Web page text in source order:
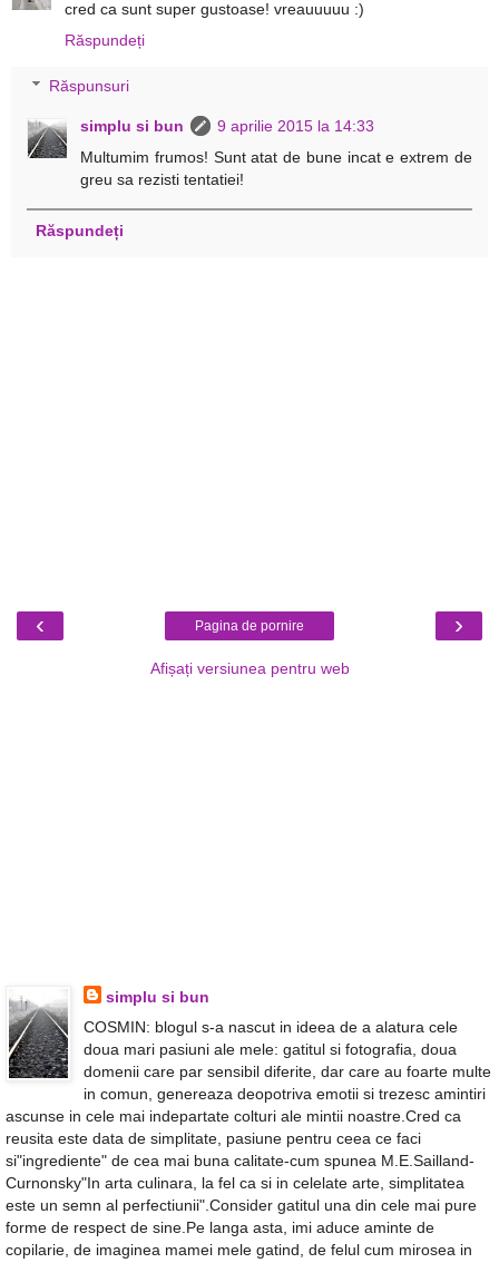
cred ca sunt super gustoase! vreauuuuu :)
Răspundeți
Răspunsuri
simplu si bun
9 aprilie 2015 la 14:33
Multumim frumos! Sunt atat de bune incat e extrem de
greu sa rezisti tentatiei!
Răspundeți
‹ ›
Pagina de pornire
Afișați versiunea pentru web
simplu si bun
COSMIN: blogul s-a nascut in ideea de a alatura cele
doua mari pasiuni ale mele: gatitul si fotografia, doua
domenii care par sensibil diferite, dar care au foarte multe
in comun, genereaza deopotriva emotii si trezesc amintiri
ascunse in cele mai indepartate colturi ale mintii noastre.Cred ca
reusita este data de simplitate, pasiune pentru ceea ce faci
si"ingrediente" de cea mai buna calitate-cum spunea M.E.Sailland-
Curnonsky"In arta culinara, la fel ca si in celelate arte, simplitatea
este un semn al perfectiunii".Consider gatitul una din cele mai pure
forme de respect de sine.Pe langa asta, imi aduce aminte de
copilarie, de imaginea mamei mele gatind, de felul cum mirosea in